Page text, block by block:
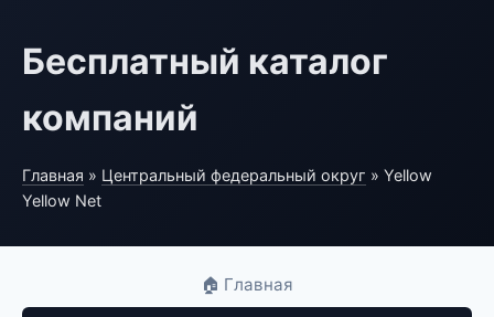
Бесплатный каталог
компаний
Главная » Центральный федеральный округ » Yellow
Yellow Net
🏠 Главная